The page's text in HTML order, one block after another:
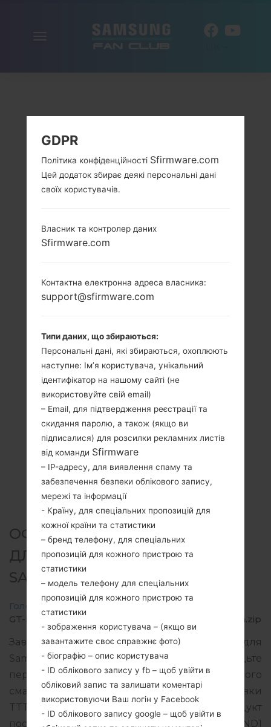
ОФІЦІЙНА ПРОШИВКА #1833
ДЛЯ GT-I9080L -
SAMSUNGGALAXY GRAND
Головна Galaxy Grand SamsungGT-I9080L
GT-I9080L_TTT_1_20140709082200_10emfnbqvm.zip
Завантажте останнє оновлення прошивки для
Samsung Galaxy Grand, але не забудьте
перевірити, чи відповідає номер моделі вашого
смартфона вказаному GT-I9080L. Код прошивки
TTT для TRINIDAD AND TOBAGO. Продукт
поставляється з PDA версією I9080LUBUBND1
GDPR
Політика конфіденційності Sfirmware.com
Цей додаток збирає деякі персональні дані
своїх користувачів.
Власник та контролер даних
Sfirmware.com
Контактна електронна адреса власника:
support@sfirmware.com
Типи даних, що збираються:
Персональні дані, які збираються, охоплюють
наступне: Ім’я користувача, унікальний
ідентифікатор на нашому сайті (не
використовуйте свій email)
– Email, для підтвердження реєстрації та
скидання паролю, а також (якщо ви
підписалися) для розсилки рекламних листів
від команди Sfirmware
– IP-адресу, для виявлення спаму та
забезпечення безпеки облікового запису,
мережі та інформації
- Країну, для спеціальних пропозицій для
кожної країни та статистики
– бренд телефону, для спеціальних
пропозицій для кожного пристрою та
статистики
– модель телефону для спеціальних
пропозицій для кожного пристрою та
статистики
- зображення користувача – (якщо ви
завантажите своє справжнє фото)
- біографію – опис користувача
- ID облікового запису у fb – щоб увійти в
обліковий запис та залишати коментарі
використовуючи Ваш логін у Facebook
- ID облікового запису google – щоб увійти в